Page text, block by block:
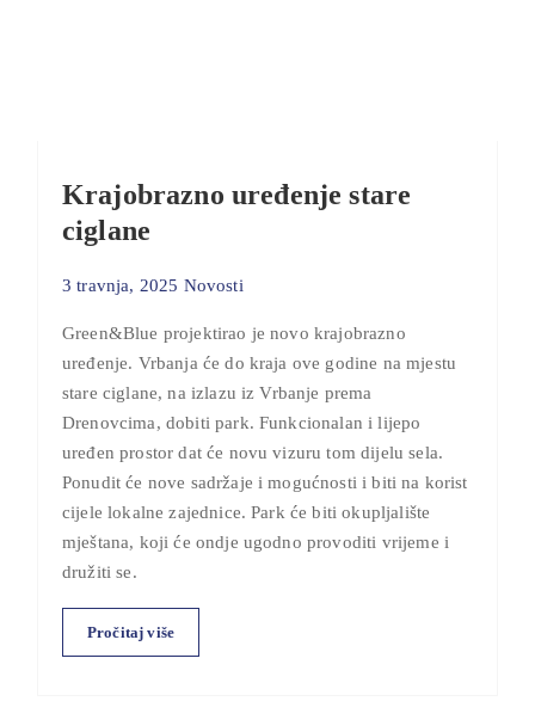
Krajobrazno uređenje stare
ciglane
3 travnja, 2025 Novosti
Green&Blue projektirao je novo krajobrazno
uređenje. Vrbanja će do kraja ove godine na mjestu
stare ciglane, na izlazu iz Vrbanje prema
Drenovcima, dobiti park. Funkcionalan i lijepo
uređen prostor dat će novu vizuru tom dijelu sela.
Ponudit će nove sadržaje i mogućnosti i biti na korist
cijele lokalne zajednice. Park će biti okupljalište
mještana, koji će ondje ugodno provoditi vrijeme i
družiti se.
Pročitaj više